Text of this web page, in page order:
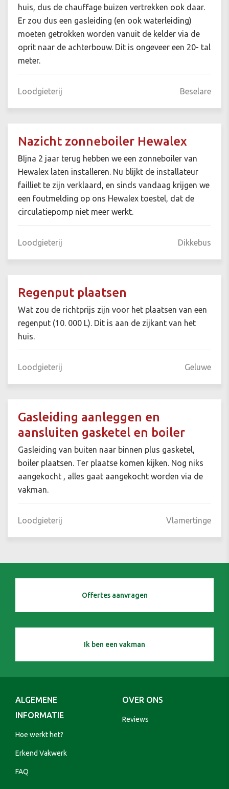
huis, dus de chauffage buizen vertrekken ook daar.
Er zou dus een gasleiding (en ook waterleiding)
moeten getrokken worden vanuit de kelder via de
oprit naar de achterbouw. Dit is ongeveer een 20- tal
meter.
Loodgieterij Beselare
Nazicht zonneboiler Hewalex
BIjna 2 jaar terug hebben we een zonneboiler van
Hewalex laten installeren. Nu blijkt de installateur
failliet te zijn verklaard, en sinds vandaag krijgen we
een foutmelding op ons Hewalex toestel, dat de
circulatiepomp niet meer werkt.
Loodgieterij Dikkebus
Regenput plaatsen
Wat zou de richtprijs zijn voor het plaatsen van een
regenput (10. 000 L). Dit is aan de zijkant van het
huis.
Loodgieterij Geluwe
Gasleiding aanleggen en
aansluiten gasketel en boiler
Gasleiding van buiten naar binnen plus gasketel,
boiler plaatsen. Ter plaatse komen kijken. Nog niks
aangekocht , alles gaat aangekocht worden via de
vakman.
Loodgieterij Vlamertinge
Offertes aanvragen
Ik ben een vakman
ALGEMENE
INFORMATIE
Hoe werkt het?
Erkend Vakwerk
FAQ
OVER ONS
Reviews